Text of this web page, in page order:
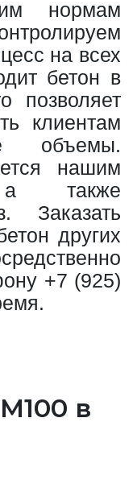
нормам
на всех
бетон в
позволяет
клиентам
объемы.
нашим
а также
Заказать
других
+7 (925)
в